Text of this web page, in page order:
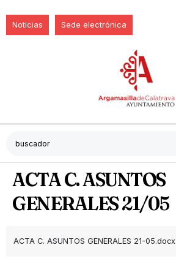
Noticias Sede electrónica
ACTA C. ASUNTOS
GENERALES 21/05
ACTA C. ASUNTOS GENERALES 21-05.docx